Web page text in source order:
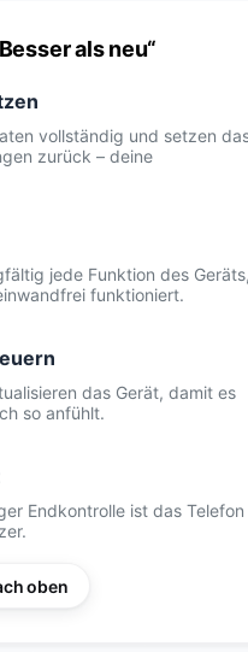
als neu“
vollständig und setzen
zurück – deine
jede Funktion des
funktioniert.
das Gerät, damit es
so anfühlt.
Endkontrolle ist das Telefon
oben